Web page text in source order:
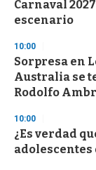
Carnaval
escenario
10:00
Sorpresa en
Australia se
Rodolfo
10:00
¿Es verdad
adolescentes